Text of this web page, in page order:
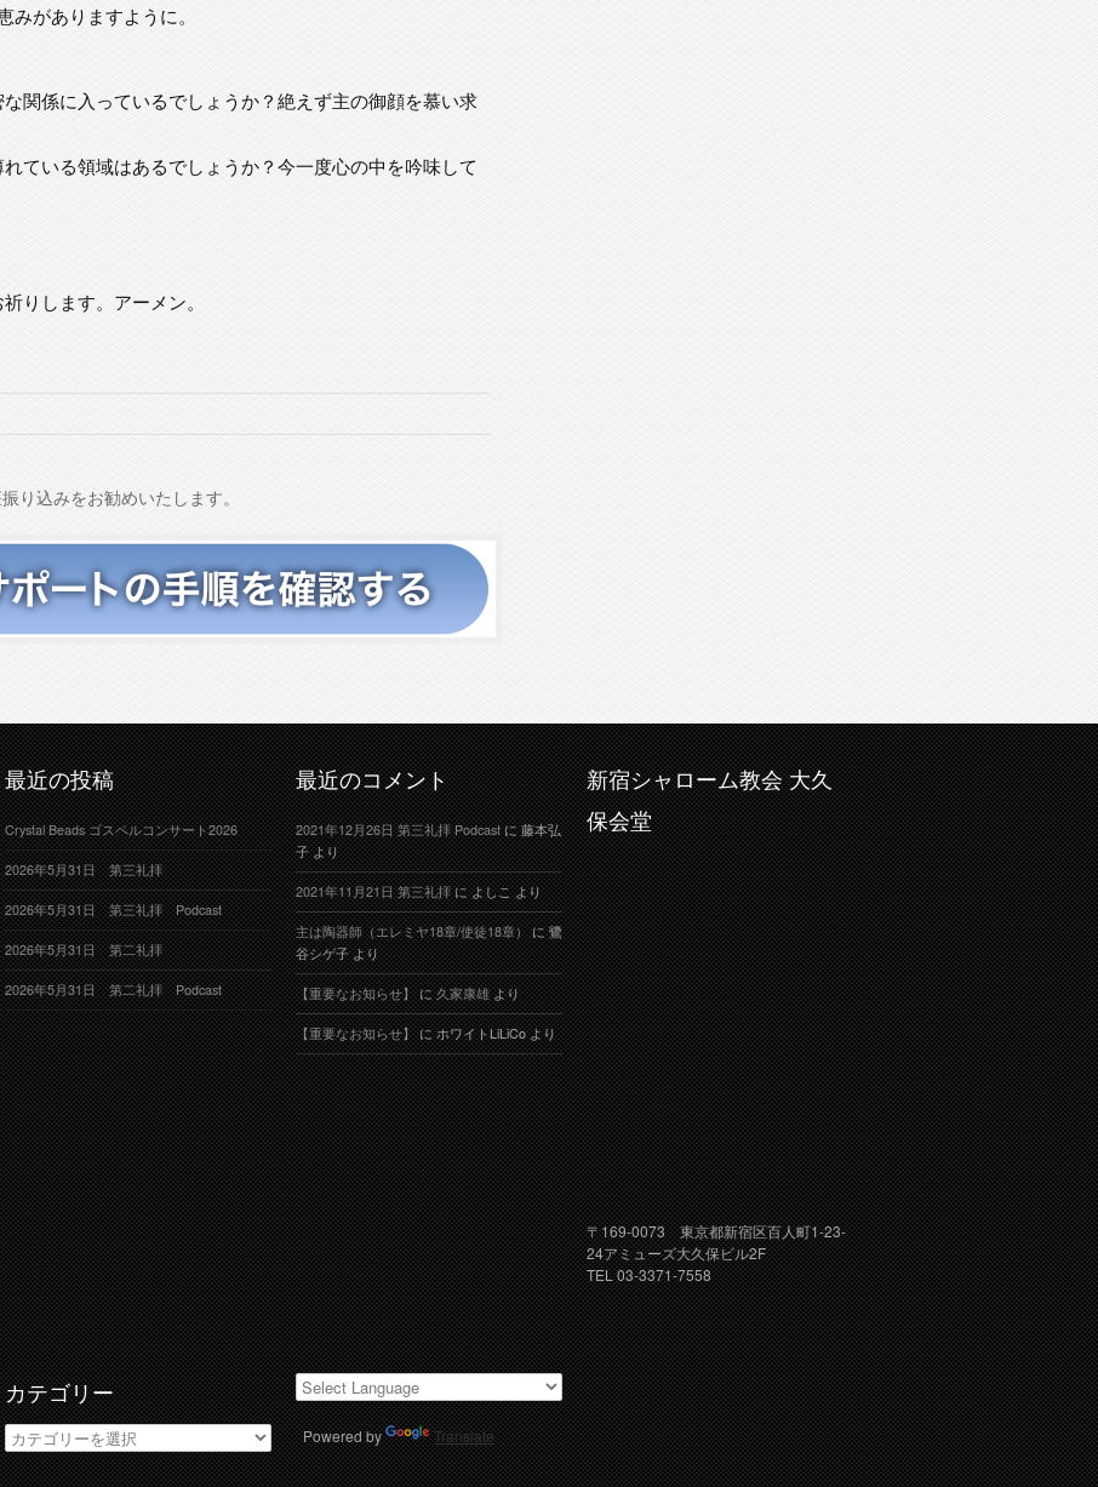
がありますように。
関係に入っているでしょうか？絶えず主の御顔を慕い求
ている領域はあるでしょうか？今一度心の中を吟味して
りします。アーメン。
り込みをお勧めいたします。
最近の投稿
Crystal Beads ゴスペルコンサート2026
2026年5月31日 第三礼拝
2026年5月31日 第三礼拝 Podcast
2026年5月31日 第二礼拝
2026年5月31日 第二礼拝 Podcast
最近のコメント
2021年12月26日 第三礼拝 Podcastに藤本弘
子より
2021年11月21日 第三礼拝によしこより
主は陶器師（エレミヤ18章/使徒18章）に鷺
谷シゲ子より
【重要なお知らせ】に久家康雄より
【重要なお知らせ】にホワイトLiLiCoより
新宿シャローム教会 大久
保会堂
〒169-0073 東京都新宿区百人町1-23-
24アミューズ大久保ビル2F
TEL 03-3371-7558
カテゴリー
カ
テ
ゴ
Powered by Translate